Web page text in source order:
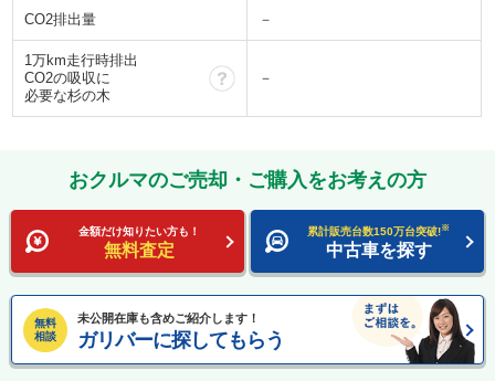
CO2排出量 －
1万km走行時排出
CO2の吸収に
必要な杉の木
－
おクルマのご売却・ご購入をお考えの方
金額だけ知りたい方も！
無料査定
累計販売台数150万台突破!※
中古車を探す
無料
相談
未公開在庫も含めご紹介します！
ガリバーに探してもらう